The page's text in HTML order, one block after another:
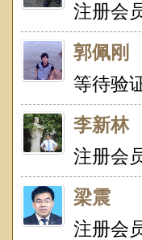
注册会
郭佩刚
等待验
李新林
注册会
梁震
注册会